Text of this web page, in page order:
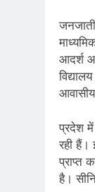
आदर्श
प्रदेश में
रही हैं।
प्राप्‍त
है।